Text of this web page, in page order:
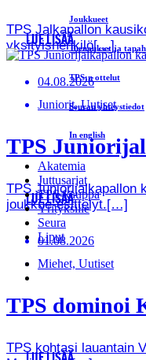
Joukkueet
Turnaukset ja
TPS:n ottelut
Seuran yhteystiedot
In english
Akatemia
Juttusarjat
TPS-kauppa
Yrityksille
Seura
Liput
TPS Jalkapallon
yksityishenkilö[…]
LUE LISÄÄ
04.08.2026
Juniorit, Uutiset
TPS
TPS Juniorijalkapallon
joukkue-esittelyt.[…]
LUE LISÄÄ
01.08.2026
Miehet, Uutiset
TPS dominoi
TPS kohtasi lauantain